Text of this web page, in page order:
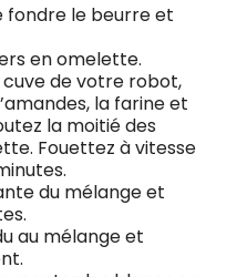
fondre le beurre et
en omelette.
cuve de votre robot,
la farine et
la moitié des
Fouettez à vitesse
du mélange et
au mélange et